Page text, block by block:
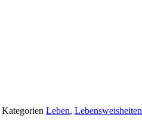
Kategorien Leben, Lebensweisheiten